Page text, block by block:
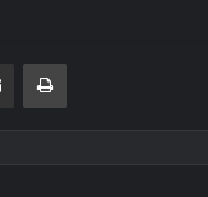
E-Posta ile paylaş Yazdır